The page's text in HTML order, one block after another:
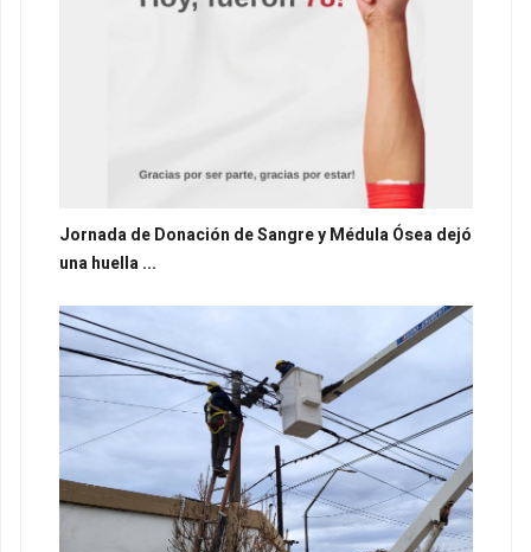
Jornada de Donación de Sangre y Médula Ósea dejó
una huella ...